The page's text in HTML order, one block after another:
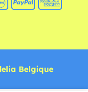
Belgique